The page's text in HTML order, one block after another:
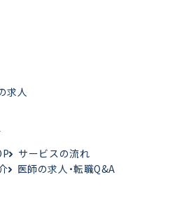
求人
サービスの流れ
医師の求人・転職Q&A